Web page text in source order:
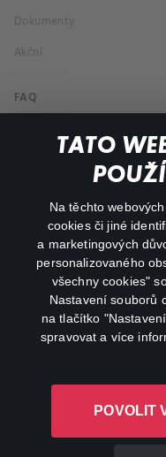
TATO
Na těchto
cookies či jiné
a marketingových
personalizovaného
všechny cookies"
Nastavení souborů
na tlačítko
spravovat a více
POVOLIT
Dokumenty
Akční
FAQ
Můj účet
Důležité odkazy
facebook
L-1246 Luxembourg R.C.S.